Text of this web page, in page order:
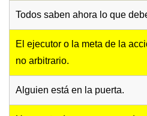
Todos saben ahora lo que
El ejecutor o la meta de la
no arbitrario.
Alguien está en la puerta.